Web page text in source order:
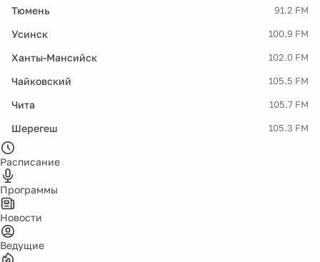
Тюмень 91.2 FM
Усинск 100.9 FM
Ханты-Мансийск 102.0 FM
Чайковский 105.5 FM
Чита 105.7 FM
Шерегеш 105.3 FM
Расписание
Программы
Новости
Ведущие